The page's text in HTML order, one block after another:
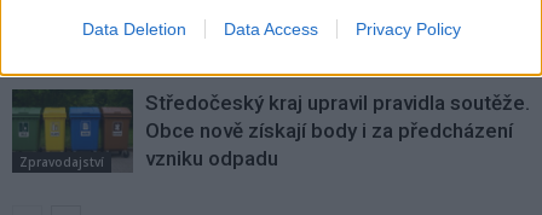
Data Deletion Data Access Privacy Policy
Přibudou i tři nové poblíž Svaté Hory
Zpravodajství
Středočeský kraj upravil pravidla soutěže.
Obce nově získají body i za předcházení
vzniku odpadu